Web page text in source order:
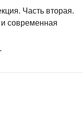
Часть вторая.
современная
пособие для